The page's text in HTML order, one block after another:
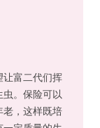
让富二代们挥
。保险可以
老，这样既培